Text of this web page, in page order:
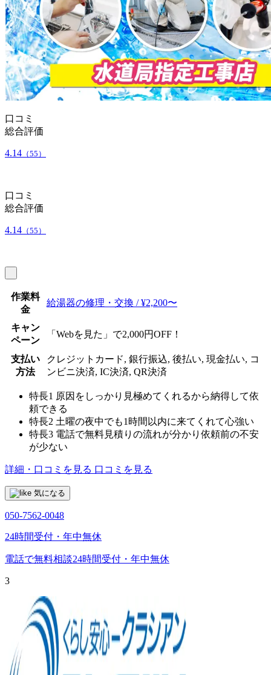
口コミ
総合評価
4.14 （55）
口コミ
総合評価
4.14 （55）
作業料
金
給湯器の修理・交換 / ¥2,200〜
キャン
ペーン
「Webを見た」で2,000円OFF！
支払い
方法
クレジットカード, 銀行振込, 後払い, 現金払い, コ
ンビニ決済, IC決済, QR決済
特長1 原因をしっかり見極めてくれるから納得して依
頼できる
特長2 土曜の夜中でも1時間以内に来てくれて心強い
特長3 電話で無料見積りの流れが分かり依頼前の不安
が少ない
詳細・口コミを見る 口コミを見る
気になる
050-7562-0048
24時間受付・年中無休
電話で無料相談24時間受付・年中無休
3